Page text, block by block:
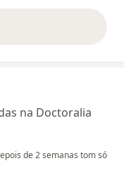
acima
na Doctoralia
de 2 semanas tom só